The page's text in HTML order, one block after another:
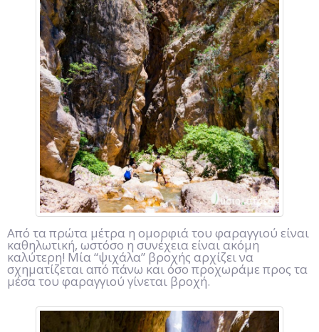
Από τα πρώτα μέτρα η ομορφιά του φαραγγιού είναι
καθηλωτική, ωστόσο η συνέχεια είναι ακόμη
καλύτερη! Μία “ψιχάλα” βροχής αρχίζει να
σχηματίζεται από πάνω και όσο προχωράμε προς τα
μέσα του φαραγγιού γίνεται βροχή.